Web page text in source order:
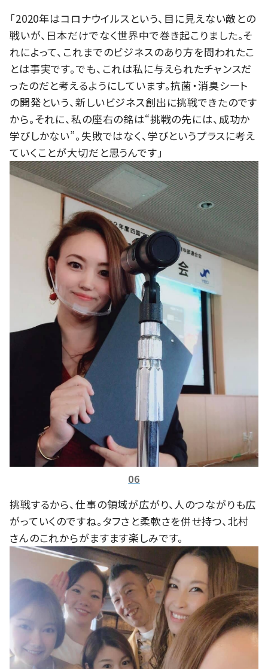
「2020年はコロナウイルスという、目に見えない敵との
戦いが、日本だけでなく世界中で巻き起こりました。そ
れによって、これまでのビジネスのあり方を問われたこ
とは事実です。でも、これは私に与えられたチャンスだ
ったのだと考えるようにしています。抗菌・消臭シート
の開発という、新しいビジネス創出に挑戦できたのです
から。それに、私の座右の銘は“挑戦の先には、成功か
学びしかない”。失敗ではなく、学びというプラスに考え
ていくことが大切だと思うんです」
06
挑戦するから、仕事の領域が広がり、人のつながりも広
がっていくのですね。タフさと柔軟さを併せ持つ、北村
さんのこれからがますます楽しみです。